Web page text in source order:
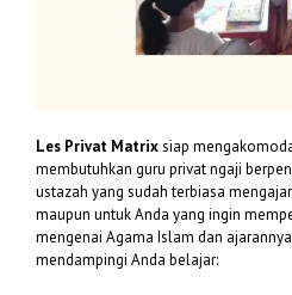
Les Privat Matrixsiap
membutuhkan guru privat ngaji
ustazah yang sudah terbiasa
maupun untuk Anda yang ingin
mengenai Agama Islam dan
mendampingi Anda belajar: